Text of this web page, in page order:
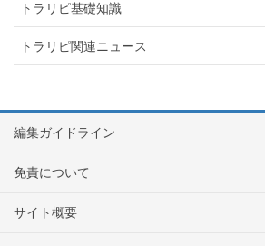
トラリピ基礎知識
トラリピ関連ニュース
編集ガイドライン
免責について
サイト概要